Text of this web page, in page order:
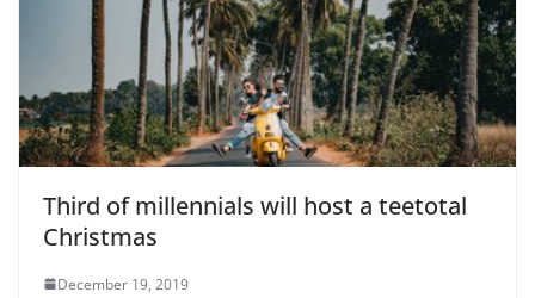
Third of millennials will host a teetotal
Christmas
December 19, 2019